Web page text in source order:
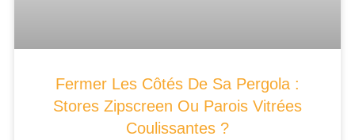
Fermer Les Côtés De Sa Pergola :
Stores Zipscreen Ou Parois Vitrées
Coulissantes ?